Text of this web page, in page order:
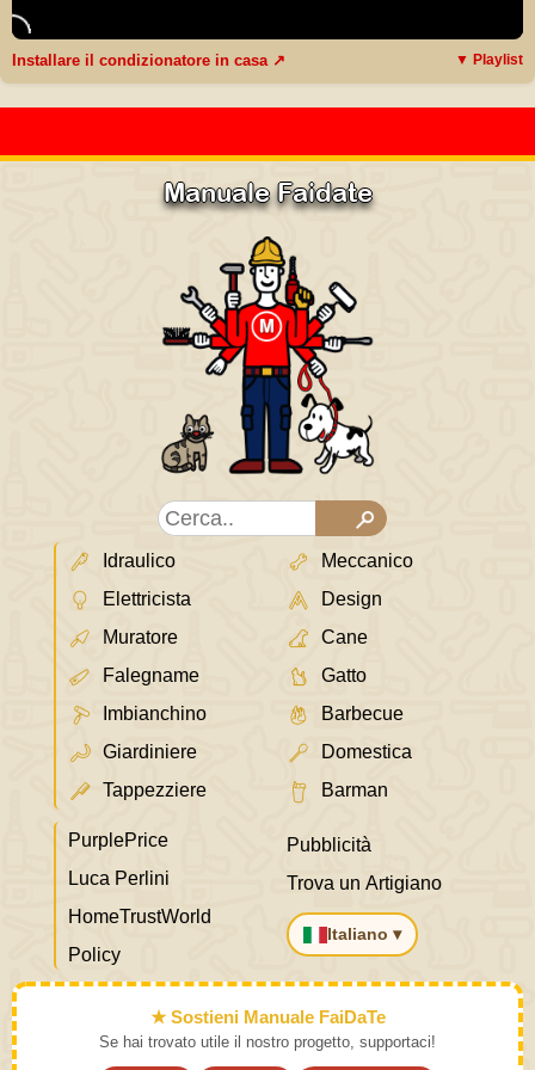
Installare il condizionatore in casa ↗ ▼ Playlist
Manuale Faidate
Idraulico
Elettricista
Muratore
Falegname
Imbianchino
Giardiniere
Tappezziere
Meccanico
Design
Cane
Gatto
Barbecue
Domestica
Barman
PurplePrice
Luca Perlini
HomeTrustWorld
Policy
Pubblicità
Trova un Artigiano
Italiano ▾
★ Sostieni Manuale FaiDaTe
Se hai trovato utile il nostro progetto, supportaci!